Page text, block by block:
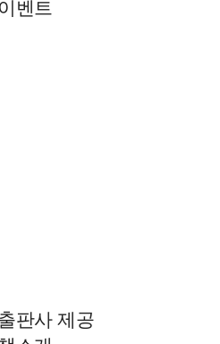
이벤트
판사 제공